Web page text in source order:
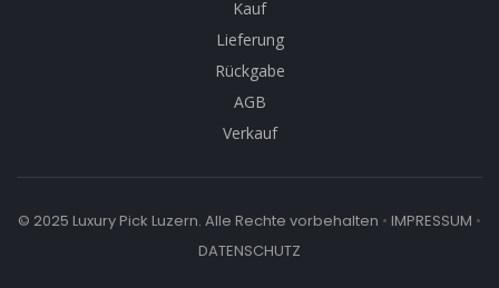
Kauf
Lieferung
Rückgabe
AGB
Verkauf
© 2025 Luxury Pick Luzern. Alle Rechte vorbehalten • IMPRESSUM •
DATENSCHUTZ